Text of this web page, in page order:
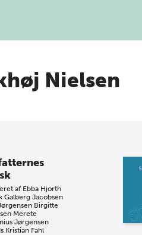
Nielsen
af Ebba Hjorth
Galberg Jacobsen
Birgitte
Merete
Jørgensen
Kristian Fahl